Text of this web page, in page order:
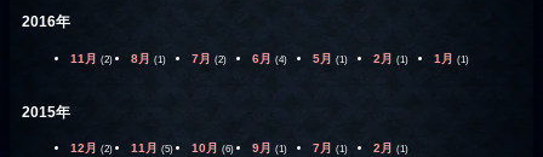
2016年
11月 (2) 8月 (1) 7月 (2) 6月 (4) 5月 (1) 2月 (1) 1月 (1)
2015年
12月 (2) 11月 (5) 10月 (6) 9月 (1) 7月 (1) 2月 (1)